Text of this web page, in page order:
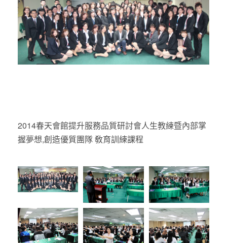
2014春天會館提升服務品質研討會人生教練暨內部掌
握夢想,創造優質團隊 敎育訓練課程